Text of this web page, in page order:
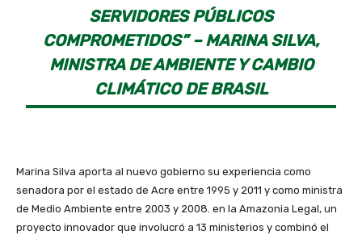
SERVIDORES PÚBLICOS
COMPROMETIDOS” – MARINA SILVA,
MINISTRA DE AMBIENTE Y CAMBIO
CLIMÁTICO DE BRASIL
Marina Silva aporta al nuevo gobierno su experiencia como
senadora por el estado de Acre entre 1995 y 2011 y como ministra
de Medio Ambiente entre 2003 y 2008. en la Amazonia Legal, un
proyecto innovador que involucró a 13 ministerios y combinó el